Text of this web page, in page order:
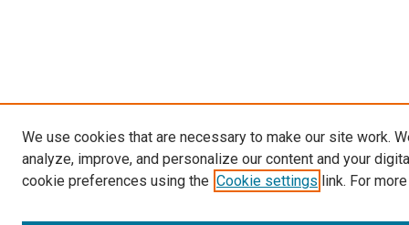
We use cookies that are necessary to make our site work.
analyze, improve, and personalize our content and your
cookie preferences using the Cookie settings link. For